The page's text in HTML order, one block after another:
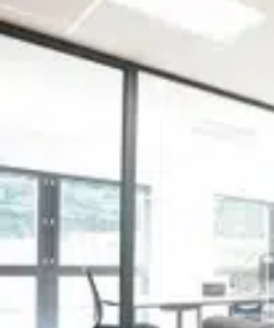
usage exclusivement tertiaire,
vous propose des locaux à
arrondissement de Lyon.
immédiate de tous les
comprenant une cuisine
rangement, de fenêtres à
Métro Métro A Bus Plusieurs